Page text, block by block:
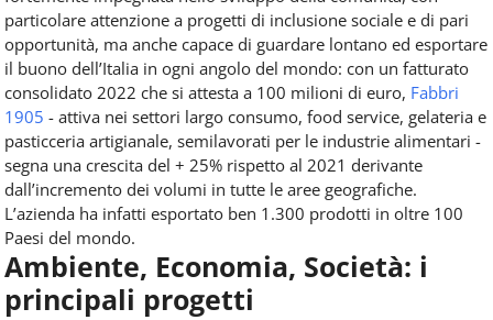
particolare attenzione a progetti di inclusione sociale e di pari
opportunità, ma anche capace di guardare lontano ed esportare
il buono dell’Italia in ogni angolo del mondo: con un fatturato
consolidato 2022 che si attesta a 100 milioni di euro, Fabbri
1905 - attiva nei settori largo consumo, food service, gelateria e
pasticceria artigianale, semilavorati per le industrie alimentari -
segna una crescita del + 25% rispetto al 2021 derivante
dall’incremento dei volumi in tutte le aree geografiche.
L’azienda ha infatti esportato ben 1.300 prodotti in oltre 100
Paesi del mondo.
Ambiente, Economia, Società: i
principali progetti